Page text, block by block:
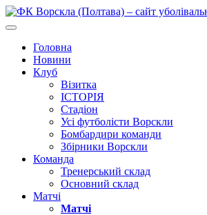
Головна
Новини
Клуб
Візитка
ІСТОРІЯ
Стадіон
Усі футболісти Ворскли
Бомбардири команди
Збірники Ворскли
Команда
Тренерський склад
Основний склад
Матчі
Матчі